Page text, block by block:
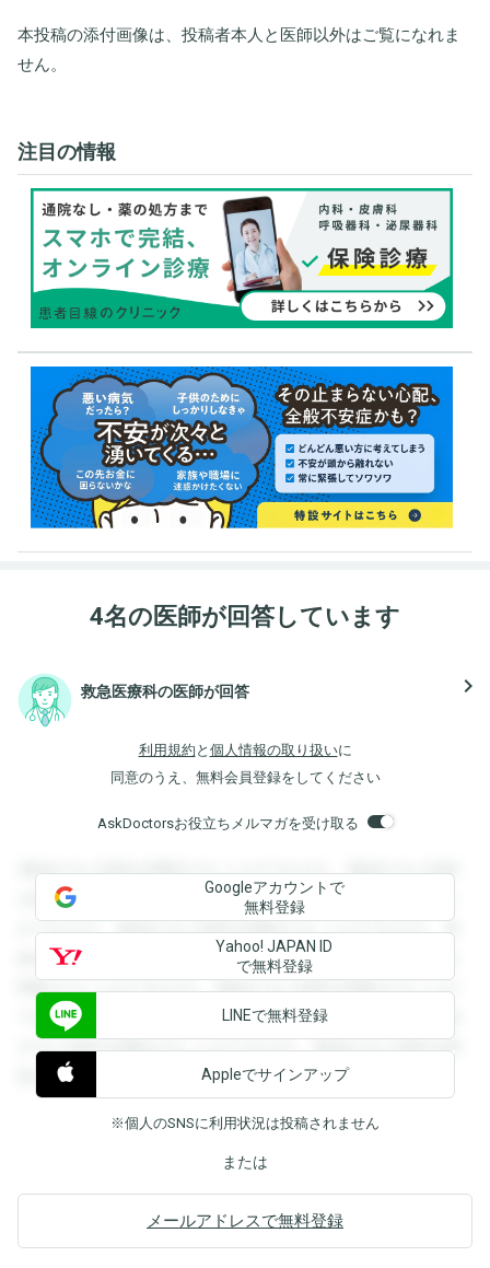
本投稿の添付画像は、投稿者本人と医師以外はご覧になれま
せん。
注目の情報
4名の医師が回答しています
救急医療科の医師が回答 navigate_next
利用規約 と 個人情報の取り扱いに
同意のうえ、無料会員登録をしてください
AskDoctorsお役立ちメルマガを受け取る
登録すると回答を閲覧することができます。登録すると回答
を閲覧することができます。登録すると回答を閲覧すること
ができます。登録すると回答を閲覧することができます。登
録すると回答を閲覧することができます。登録すると回答を
閲覧することができます。登録すると回答を閲覧することが
できます。登録すると回答を閲覧することができます。登録
すると回答を閲覧することができます。登録すると回答を閲
覧することができます。
Googleアカウントで
無料登録
Yahoo! JAPAN ID
で無料登録
LINEで無料登録
Appleでサインアップ
※個人のSNSに利用状況は投稿されません
または
メールアドレスで無料登録